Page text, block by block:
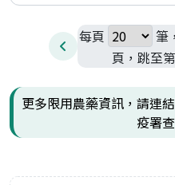
每頁
筆
頁，跳至第
更多限用農藥資訊，請連
疫署